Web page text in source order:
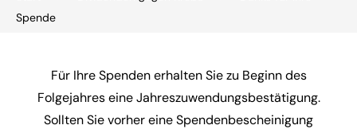
Spende
Für Ihre Spenden erhalten Sie zu Beginn des
Folgejahres eine Jahreszuwendungsbestätigung.
Sollten Sie vorher eine Spendenbescheinigung